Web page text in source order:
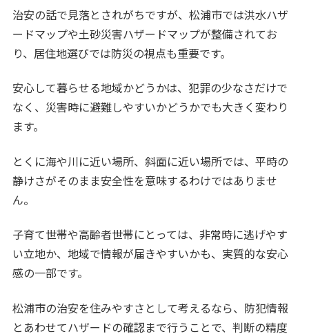
治安の話で見落とされがちですが、松浦市では洪水ハザ
ードマップや土砂災害ハザードマップが整備されてお
り、居住地選びでは防災の視点も重要です。
安心して暮らせる地域かどうかは、犯罪の少なさだけで
なく、災害時に避難しやすいかどうかでも大きく変わり
ます。
とくに海や川に近い場所、斜面に近い場所では、平時の
静けさがそのまま安全性を意味するわけではありませ
ん。
子育て世帯や高齢者世帯にとっては、非常時に逃げやす
い立地か、地域で情報が届きやすいかも、実質的な安心
感の一部です。
松浦市の治安を住みやすさとして考えるなら、防犯情報
とあわせてハザードの確認まで行うことで、判断の精度